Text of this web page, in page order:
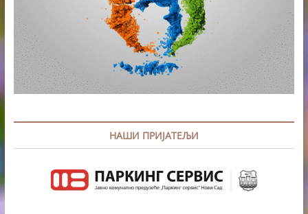
НАШИ ПРИЈАТЕЉИ